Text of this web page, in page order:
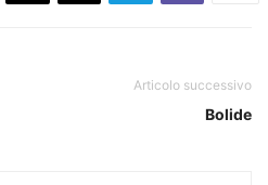
Articolo successivo
Bolide